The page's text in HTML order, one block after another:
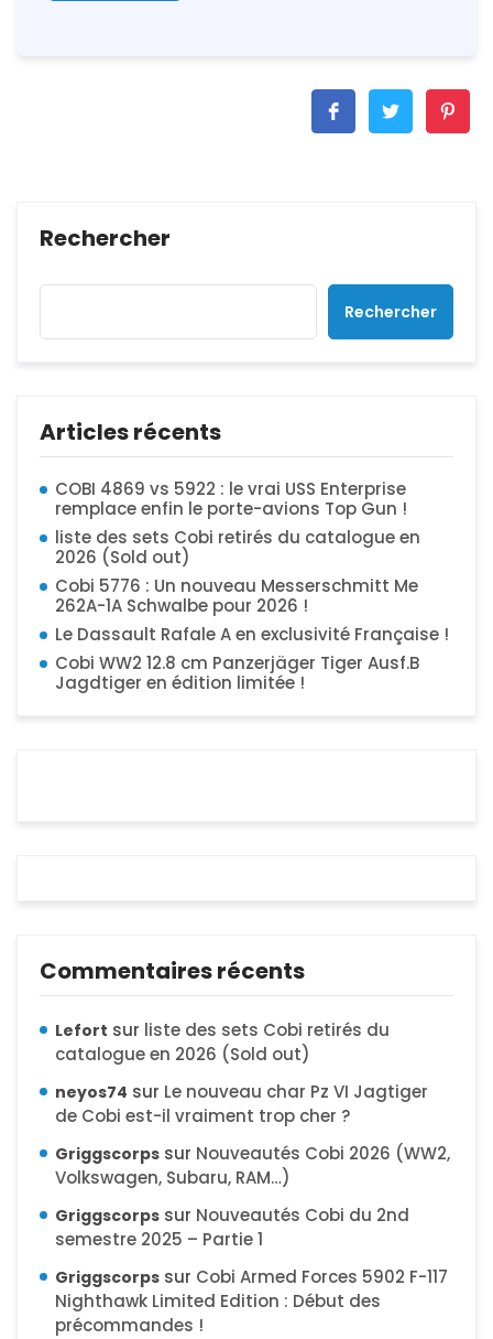
Rechercher
Rechercher
Articles récents
COBI 4869 vs 5922 : le vrai USS Enterprise
remplace enfin le porte-avions Top Gun !
liste des sets Cobi retirés du catalogue en
2026 (Sold out)
Cobi 5776 : Un nouveau Messerschmitt Me
262A-1A Schwalbe pour 2026 !
Le Dassault Rafale A en exclusivité Française !
Cobi WW2 12.8 cm Panzerjäger Tiger Ausf.B
Jagdtiger en édition limitée !
Commentaires récents
Lefort sur liste des sets Cobi retirés du
catalogue en 2026 (Sold out)
neyos74 sur Le nouveau char Pz VI Jagtiger
de Cobi est-il vraiment trop cher ?
Griggscorps sur Nouveautés Cobi 2026 (WW2,
Volkswagen, Subaru, RAM…)
Griggscorps sur Nouveautés Cobi du 2nd
semestre 2025 – Partie 1
Griggscorps sur Cobi Armed Forces 5902 F-117
Nighthawk Limited Edition : Début des
précommandes !